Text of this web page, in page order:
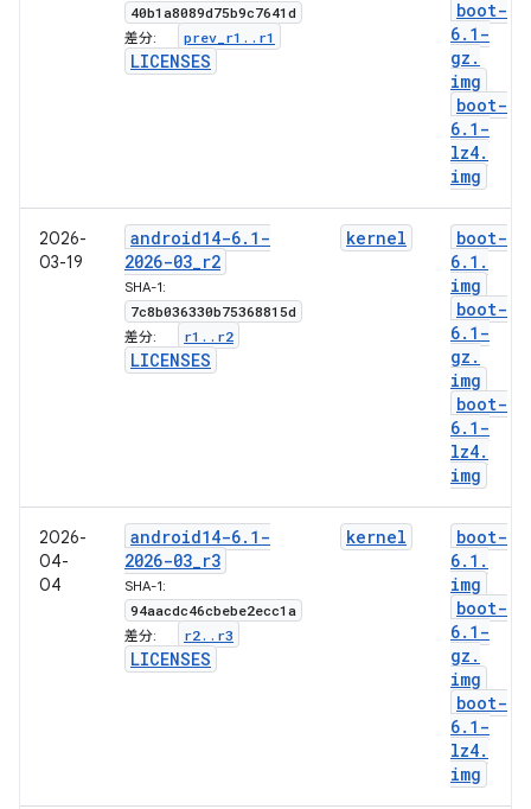
40b1a8089d75b9c7641d
差分: prev r1 . . r1
LICENSES
boot-
6. 1-
gz .
img
boot-
6. 1-
lz4.
img
2026-
03-19
android14-6. 1-
2026-03_r2
SHA-1:
7c8b036330b75368815d
差分: r1 . . r2
LICENSES
kernel
boot-
6. 1 .
img
boot-
6. 1-
gz .
img
boot-
6. 1-
lz4.
img
2026-
04-
04
android14-6. 1-
2026-03_r3
SHA-1:
94aacdc46cbebe2ecc1a
差分: r2. . r3
LICENSES
kernel
boot-
6. 1 .
img
boot-
6. 1-
gz .
img
boot-
6. 1-
lz4.
img